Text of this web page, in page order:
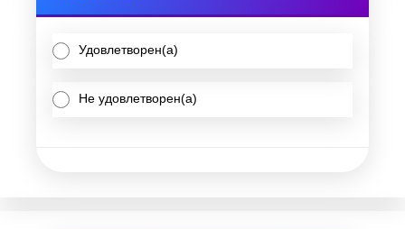
Удовлетворен(а)
Не удовлетворен(а)